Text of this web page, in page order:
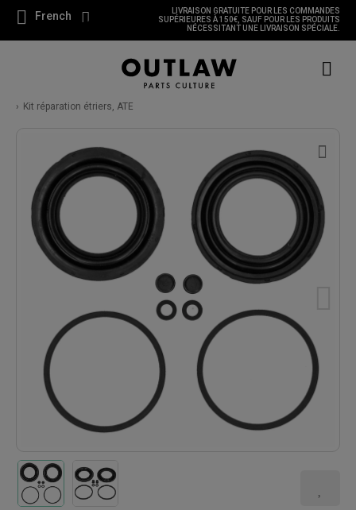
French
LIVRAISON GRATUITE POUR LES COMMANDES
SUPÉRIEURES À 150€, SAUF POUR LES PRODUITS
NÉCESSITANT UNE LIVRAISON SPÉCIALE.
Kit réparation étriers, ATE